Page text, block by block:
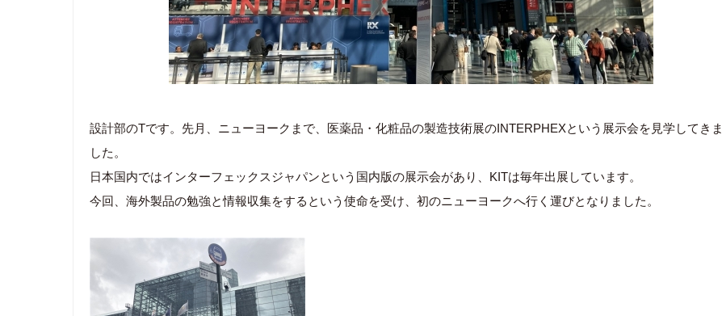
設計部のTです。先月、ニューヨークまで、医薬品・化粧品の製造技術展のINTERPHEXという展示会を見学してきま
した。
日本国内ではインターフェックスジャパンという国内版の展示会があり、KITは毎年出展しています。
今回、海外製品の勉強と情報収集をするという使命を受け、初のニューヨークへ行く運びとなりました。